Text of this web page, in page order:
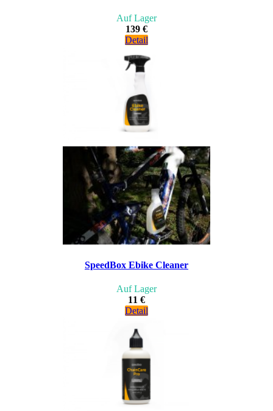
Auf Lager
139 €
Detail
SpeedBox Ebike Cleaner
Auf Lager
11 €
Detail